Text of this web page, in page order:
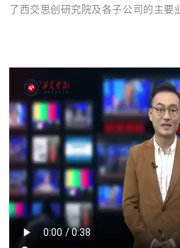
了西交思创研究院及各子公司的主要